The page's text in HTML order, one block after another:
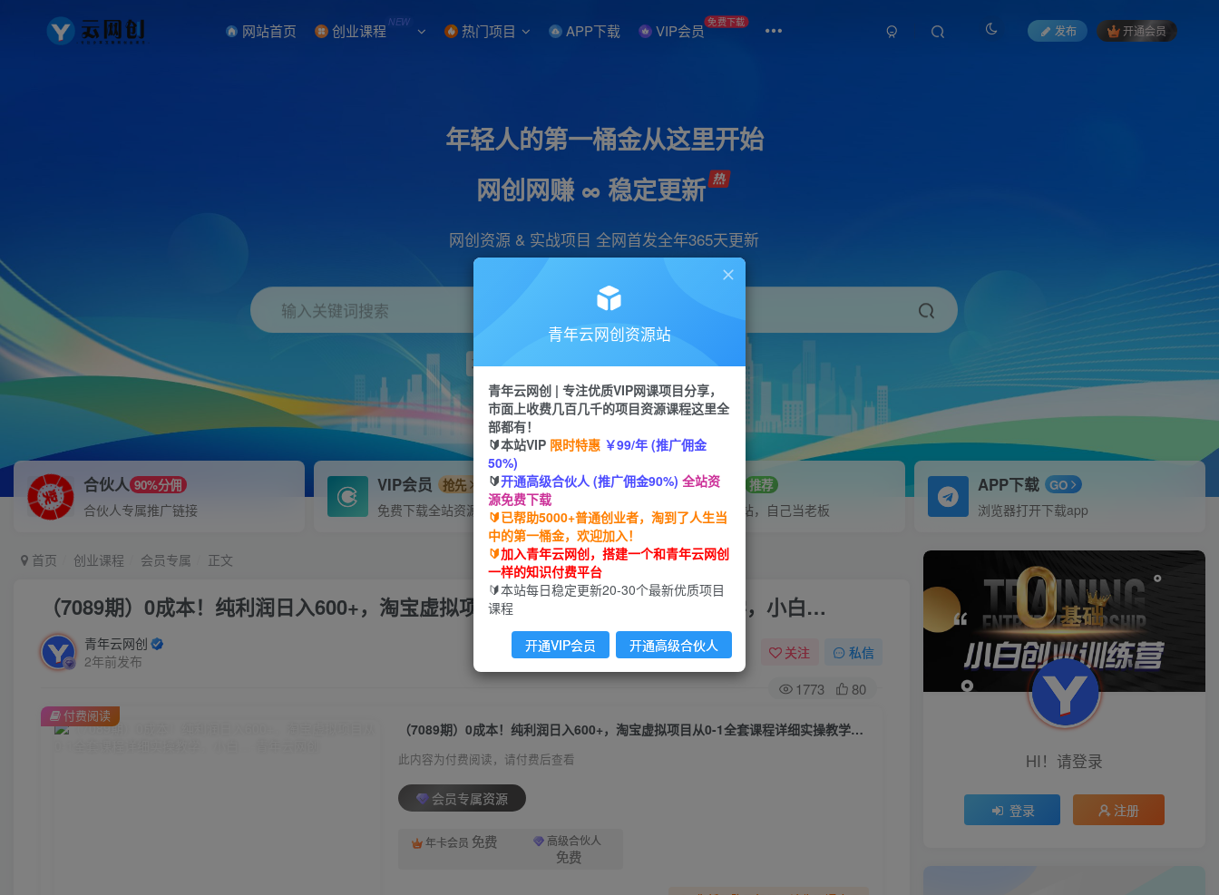
网站首页 创业课程 NEW 热门项目 APP下载 VIP会员 免费下载
发布 开通会员
年轻人的第一桶金从这里开始
网创网赚 ∞ 稳定更新
网创资源 & 实战项目 全网首发全年365天更新
输入关键词搜索
项目 引流 抖音 短视频 剪辑 视频号
合伙人 90%分佣
合伙人专属推广链接
VIP会员 抢先
免费下载全站资源
招募站长 推荐
搭建同款网站，自己当老板
APP下载 GO
浏览器打开下载app
首页 创业课程 会员专属 正文
（7089期）0成本！纯利润日入600+，淘宝虚拟项目从0-1全套课程详细实操教学，小白…
青年云网创
2年前发布
关注 私信
1773 80
（7089期）0成本！纯利润日入600+，淘宝虚拟项目从0-1全套课程详细实操教学，小白…
此内容为付费阅读，请付费后查看
会员专属资源
年卡会员 免费 高级合伙人
免费
付费阅读
HI！请登录
登录 注册
青年云网创资源站
青年云网创 | 专注优质VIP网课项目分享，
市面上收费几百几千的项目资源课程这里全
部都有！
🔰本站VIP 限时特惠 ￥99/年 (推广佣金
50%)
🔰开通高级合伙人 (推广佣金90%) 全站资
源免费下载
🔰已帮助5000+普通创业者，淘到了人生当
中的第一桶金，欢迎加入！
🔰加入青年云网创，搭建一个和青年云网创
一样的知识付费平台
🔰本站每日稳定更新20-30个最新优质项目
课程
开通VIP会员 开通高级合伙人